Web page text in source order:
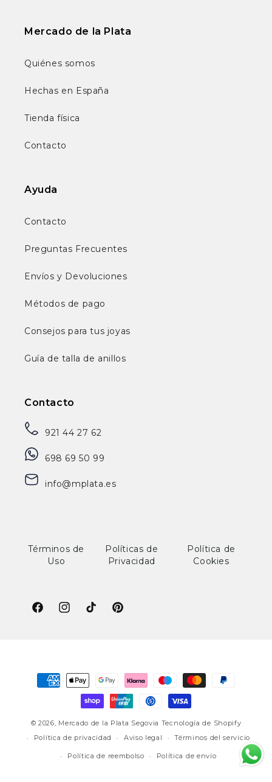
Mercado de la Plata
Quiénes somos
Hechas en España
Tienda física
Contacto
Ayuda
Contacto
Preguntas Frecuentes
Envíos y Devoluciones
Métodos de pago
Consejos para tus joyas
Guía de talla de anillos
Contacto
921 44 27 62
698 69 50 99
info@mplata.es
Términos de
Uso
Políticas de
Privacidad
Política de
Cookies
FacebookInstagram
TikTok Pinterest
Formas
de
© 2026, Mercado de la Plata Segovia Tecnología de Shopify
Política de privacidad
Aviso legal Términos del servicio
Política de reembolso Política de envío